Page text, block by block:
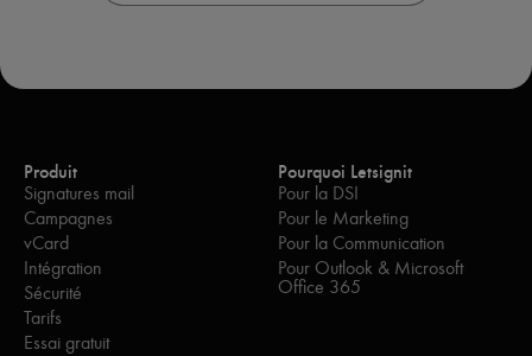
Produit
Signatures mail
Campagnes
vCard
Intégration
Sécurité
Tarifs
Essai gratuit
Pourquoi Letsignit
Pour la DSI
Pour le Marketing
Pour la Communication
Pour Outlook & Microsoft
Office 365